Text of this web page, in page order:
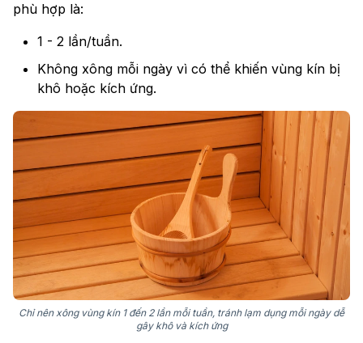
phù hợp là:
1 - 2 lần/tuần.
Không xông mỗi ngày vì có thể khiến vùng kín bị
khô hoặc kích ứng.
Chỉ nên xông vùng kín 1 đến 2 lần mỗi tuần, tránh lạm dụng mỗi ngày dễ
gây khô và kích ứng